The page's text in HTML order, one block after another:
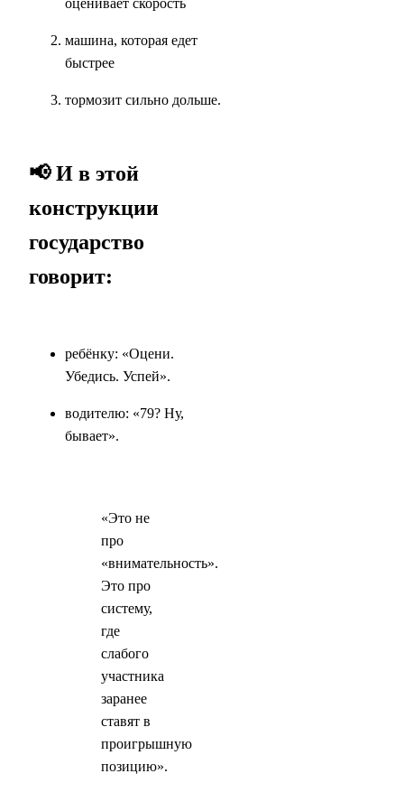
оценивает скорость
машина, которая едет
быстрее
тормозит сильно дольше.
📢 И в этой
конструкции
государство
говорит:
ребёнку: «Оцени.
Убедись. Успей».
водителю: «79? Ну,
бывает».
«Это не
про
«внимательность».
Это про
систему,
где
слабого
участника
заранее
ставят в
проигрышную
позицию».